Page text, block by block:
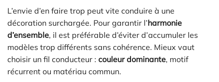
L’envie d’en faire trop peut vite conduire à une
décoration surchargée. Pour garantir l’harmonie
d’ensemble, il est préférable d’éviter d’accumuler les
modèles trop différents sans cohérence. Mieux vaut
choisir un fil conducteur : couleur dominante, motif
récurrent ou matériau commun.